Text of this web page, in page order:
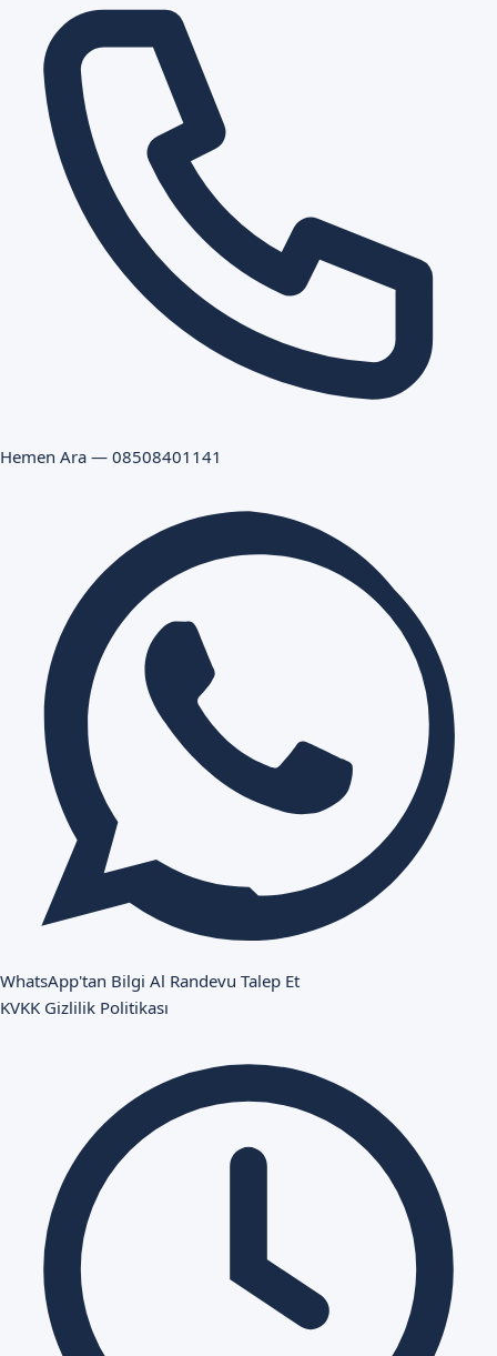
Hemen Ara — 08508401141
WhatsApp'tan Bilgi Al Randevu Talep Et
KVKK Gizlilik Politikası